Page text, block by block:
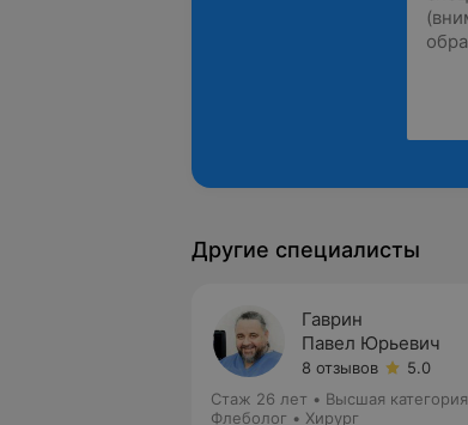
Другие специалисты
Гаврин
Павел Юрьевич
8 отзывов
5.0
Стаж 26 лет • Высшая категория
Флеболог • Хирург